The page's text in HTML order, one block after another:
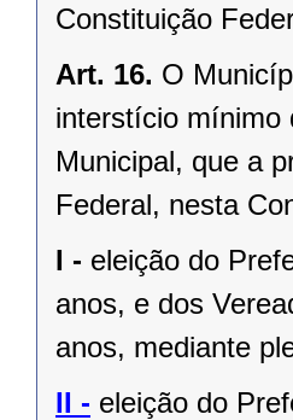
Constituição
Art. 16. O
interstício mínimo
Municipal, que a
Federal, nesta
I - eleição do
anos, e dos
anos, mediante
II - eleição do